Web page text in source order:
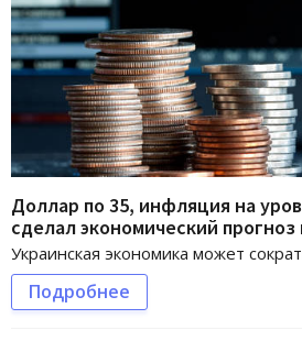
Доллар по 35, инфляция на
сделал экономический прогноз
Украинская экономика может
Подробнее